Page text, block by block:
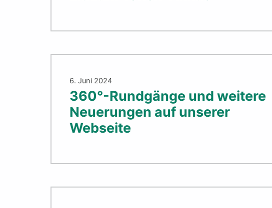
6. Juni 2024
360°-Rundgänge und weitere
Neuerungen auf unserer
Webseite